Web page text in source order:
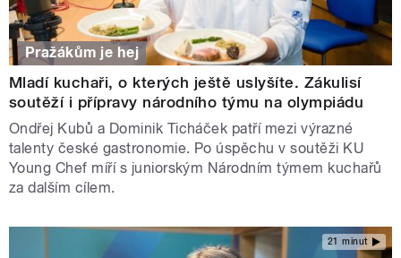
Pražákům je hej
Mladí kuchaři, o kterých ještě uslyšíte. Zákulisí
soutěží i přípravy národního týmu na olympiádu
Ondřej Kubů a Dominik Ticháček patří mezi výrazné
talenty české gastronomie. Po úspěchu v soutěži KU
Young Chef míří s juniorským Národním týmem kuchařů
za dalším cílem.
21 minut